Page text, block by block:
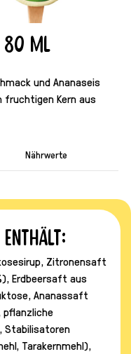
80 ml
und Ananaseis
fruchtigen Kern aus
Nährwerte
enthält:
Zitronensaft
Erdbeersaft aus
Ananassaft
Stabilisatoren
Tarakernmehl),